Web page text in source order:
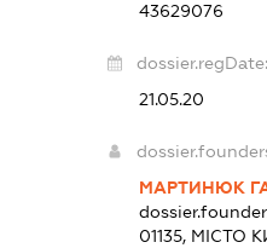
43629076
dossier.regDate:
21.05.20
МАРТИНЮК
01135, МІСТО